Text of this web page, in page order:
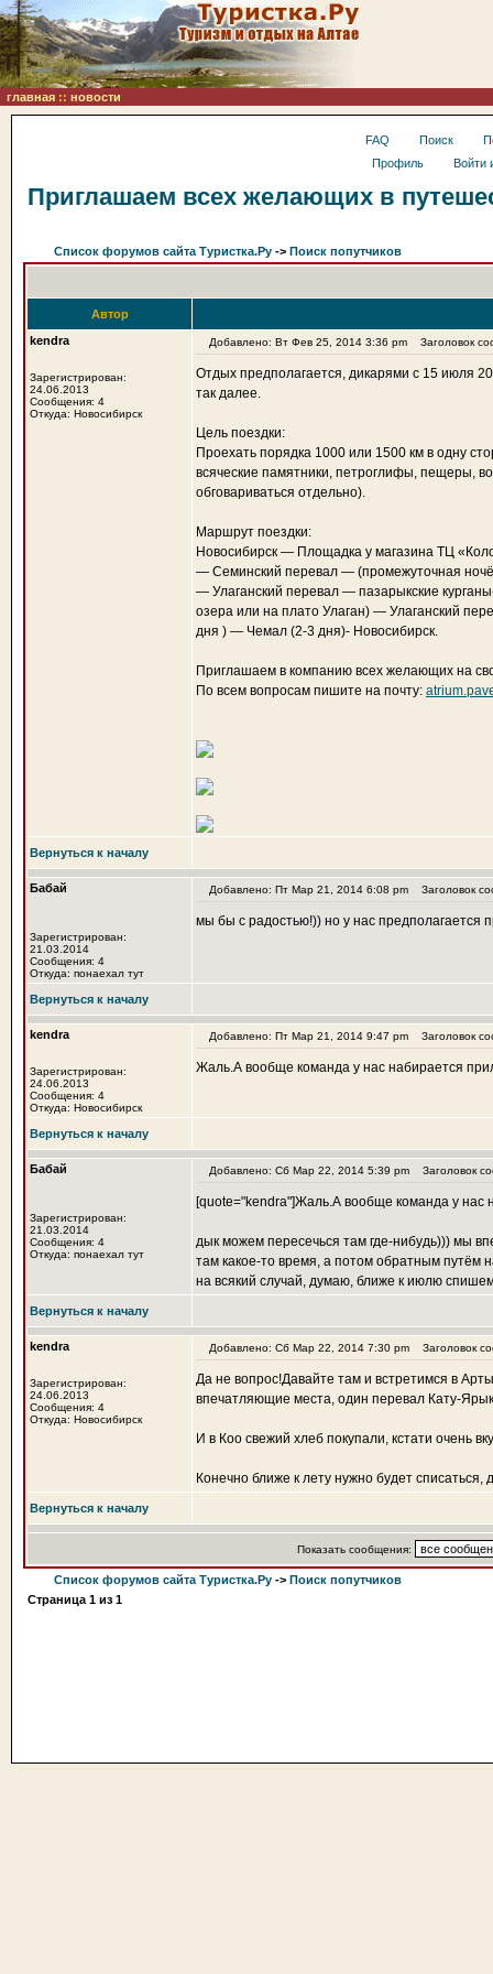
главная :: новости
FAQ Поиск
Профиль
Войти
Приглашаем всех желающих в
Список форумов сайта Туристка.Ру -> Поиск попутчиков
Автор
kendra
Зарегистрирован:
24.06.2013
Сообщения: 4
Откуда: Новосибирск
Добавлено: Вт Фев 25, 2014 3:36 pm Заголовок
Отдых предполагается, дикарями с 15 июля
так далее.
Цель поездки:
Проехать порядка 1000 или 1500 км в одну
всяческие памятники, петроглифы, пещеры,
обговариваться отдельно).
Маршрут поездки:
Новосибирск — Площадка у магазина ТЦ
— Семинский перевал — (промежуточная
— Улаганский перевал — пазарыкские
озера или на плато Улаган) — Улаганский
дня ) — Чемал (2-3 дня)- Новосибирск.
Приглашаем в компанию всех желающих на
По всем вопросам пишите на почту:
Вернуться к началу
Бабай
Зарегистрирован:
21.03.2014
Сообщения: 4
Откуда: понаехал тут
Добавлено: Пт Мар 21, 2014 6:08 pm Заголовок
мы бы с радостью!)) но у нас предполагается
Вернуться к началу
kendra
Зарегистрирован:
24.06.2013
Сообщения: 4
Откуда: Новосибирск
Добавлено: Пт Мар 21, 2014 9:47 pm Заголовок
Жаль.А вообще команда у нас набирается
Вернуться к началу
Бабай
Зарегистрирован:
21.03.2014
Сообщения: 4
Откуда: понаехал тут
Добавлено: Сб Мар 22, 2014 5:39 pm Заголовок
[quote="kendra"]Жаль.А вообще команда у нас
дык можем пересечься там где-нибудь))) мы
там какое-то время, а потом обратным путём
на всякий случай, думаю, ближе к июлю
Вернуться к началу
kendra
Зарегистрирован:
24.06.2013
Сообщения: 4
Откуда: Новосибирск
Добавлено: Сб Мар 22, 2014 7:30 pm Заголовок
Да не вопрос!Давайте там и встретимся в
впечатляющие места, один перевал Кату-Ярык
И в Коо свежий хлеб покупали, кстати очень
Конечно ближе к лету нужно будет
Вернуться к началу
Показать сообщения:
Список форумов сайта Туристка.Ру -> Поиск попутчиков
Страница 1 из 1